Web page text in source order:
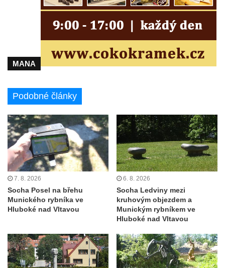
Obrázek svatého Huberta na buku svatého
Obrázek svatého Jakuba na skále u cesty
východně od Srbské Kamenice
Busta Jana Amose Komenského na domě
Socha ležícího koně v Sadech
Československé armády v Teplicích
Socha Medvídě v Tierpark Chemnitz
Sochy Ležící žena v Tierpark Chemnitz
Sochy Ptáci v Tierpark Chemnitz
Socha Skupina jeřábů v Tierpark Chemnitz
Socha Panter v ZOO Leipzig
Socha Dívka s mušlí v ZOO Leipzig
Socha Tygr v ZOO Leipzig
Socha Marabu v ZOO Leipzig
Busta Karla Maxe Schneidera v ZOO
MANA
Podobné články
7. 8. 2026
Socha Posel na břehu
Munického rybníka ve
Hluboké nad Vltavou
6. 8. 2026
Socha Ledviny mezi
kruhovým objezdem a
Munickým rybníkem ve
Hluboké nad Vltavou